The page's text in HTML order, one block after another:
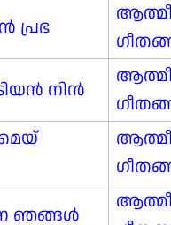
പ്രഭ
നിൻ
ഞങ്ങൾ